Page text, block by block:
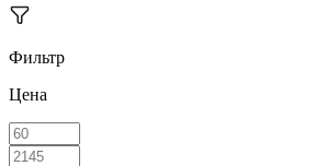
Фильтр
Цена